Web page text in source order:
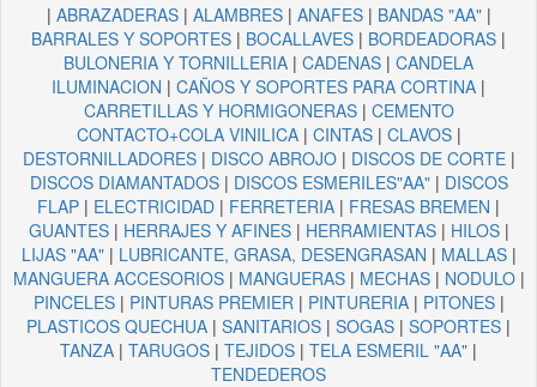
| ABRAZADERAS| ALAMBRES| ANAFES| BANDAS "AA"|
BARRALES Y SOPORTES | BOCALLAVES | BORDEADORAS |
BULONERIA Y TORNILLERIA | CADENAS | CANDELA
ILUMINACION | CAÑOS Y SOPORTES PARA CORTINA |
CARRETILLAS Y HORMIGONERAS| CEMENTO
CONTACTO+COLA VINILICA| CINTAS| CLAVOS|
DESTORNILLADORES| DISCO ABROJO| DISCOS DE CORTE|
DISCOS DIAMANTADOS| DISCOS ESMERILES"AA"| DISCOS
FLAP | ELECTRICIDAD | FERRETERIA | FRESAS BREMEN |
GUANTES| HERRAJES Y AFINES| HERRAMIENTAS| HILOS|
LIJAS "AA"| LUBRICANTE, GRASA, DESENGRASAN | MALLAS|
MANGUERA ACCESORIOS| MANGUERAS| MECHAS| NODULO|
PINCELES| PINTURAS PREMIER | PINTURERIA| PITONES|
PLASTICOS QUECHUA | SANITARIOS | SOGAS | SOPORTES |
TANZA | TARUGOS | TEJIDOS | TELA ESMERIL "AA" |
TENDEDEROS